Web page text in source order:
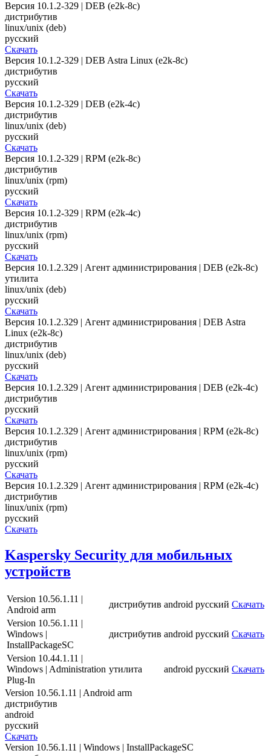
Версия 10.1.2-329 | DEB (e2k-8c)
дистрибутив
linux/unix (deb)
русский
Скачать
Версия 10.1.2-329 | DEB Astra Linux (e2k-8c)
дистрибутив
русский
Скачать
Версия 10.1.2-329 | DEB (e2k-4c)
дистрибутив
linux/unix (deb)
русский
Скачать
Версия 10.1.2-329 | RPM (e2k-8c)
дистрибутив
linux/unix (rpm)
русский
Скачать
Версия 10.1.2-329 | RPM (e2k-4c)
дистрибутив
linux/unix (rpm)
русский
Скачать
Версия 10.1.2.329 | Агент администрирования | DEB (e2k-8c)
утилита
linux/unix (deb)
русский
Скачать
Версия 10.1.2.329 | Агент администрирования | DEB Astra
Linux (e2k-8c)
дистрибутив
linux/unix (deb)
русский
Скачать
Версия 10.1.2.329 | Агент администрирования | DEB (e2k-4c)
дистрибутив
русский
Скачать
Версия 10.1.2.329 | Агент администрирования | RPM (e2k-8c)
дистрибутив
linux/unix (rpm)
русский
Скачать
Версия 10.1.2.329 | Агент администрирования | RPM (e2k-4c)
дистрибутив
linux/unix (rpm)
русский
Скачать
Kaspersky Security для мобильных
устройств
Version 10.56.1.11 |
Android arm
дистрибутив android русский Скачать
Version 10.56.1.11 |
Windows |
InstallPackageSC
дистрибутив android русский Скачать
Version 10.44.1.11 |
Windows | Administration
Plug-In
утилита android русский Скачать
Version 10.56.1.11 | Android arm
дистрибутив
android
русский
Скачать
Version 10.56.1.11 | Windows | InstallPackageSC